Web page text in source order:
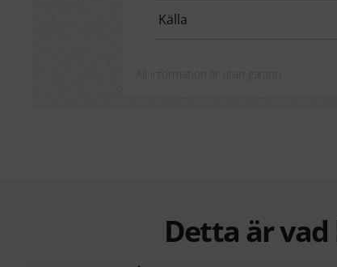
Källa
Detta är